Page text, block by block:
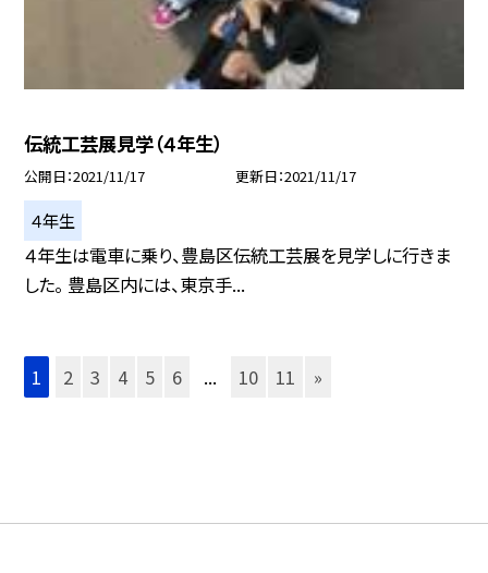
伝統工芸展見学（４年生）
公開日 2021/11/17 更新日 2021/11/17
４年生
４年生は電車に乗り、豊島区伝統工芸展を見学しに行きま
した。 豊島区内には、東京手...
1 2 3 4 5 6 ... 10 11 »